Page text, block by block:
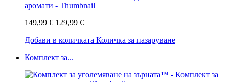
149,99 € 129,99 €
Добави в количката Количка за пазаруване
Комплект за...